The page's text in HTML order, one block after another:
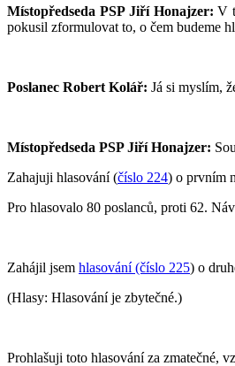
Místopředseda PSP Jiří Honajzer: V
pokusil zformulovat to, o čem budeme
Poslanec Robert Kolář: Já si myslím,
Místopředseda PSP Jiří Honajzer:
Zahajuji hlasování (číslo 224) o prvním
Pro hlasovalo 80 poslanců, proti 62.
Zahájil jsem hlasování (číslo 225) o
(Hlasy: Hlasování je zbytečné.)
Prohlašuji toto hlasování za zmatečné,